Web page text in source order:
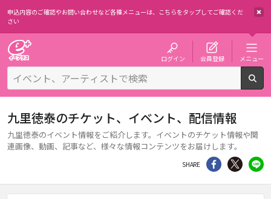
申込内容のご確認やお問い合わせなど各種メニューは、 こちらをタップしてご確認くだ
さい
ログイン 会員登録 メニュー
九里徳泰のチケット、イベント、配信情報
九里徳泰のイベント情報をご紹介します。イベントのチケット情報や関
連画像、動画、記事など、様々な情報コンテンツをお届けします。
SHARE シェア Twitter